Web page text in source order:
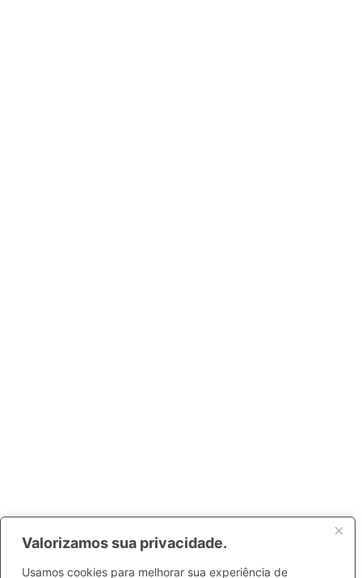
Valorizamos sua privacidade.
Usamos cookies para melhorar sua experiência de